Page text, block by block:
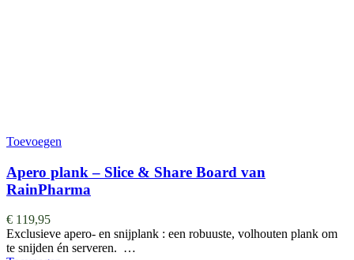
Toevoegen
Apero plank – Slice & Share Board van
RainPharma
€ 119,95
Exclusieve apero- en snijplank : een robuuste, volhouten plank om
te snijden én serveren. …